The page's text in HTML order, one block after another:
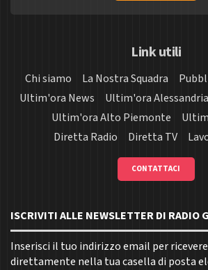
Link utili
Chi siamo La Nostra Squadra
Ultim'ora News
Ultim'ora Alessandria
Ultim'ora Alto Piemonte
Diretta Radio
Diretta TV
CONTATTACI
ISCRIVITI ALLE NEWSLETTER DI RADIO
Inserisci il tuo indirizzo email per
direttamente nella tua casella di posta